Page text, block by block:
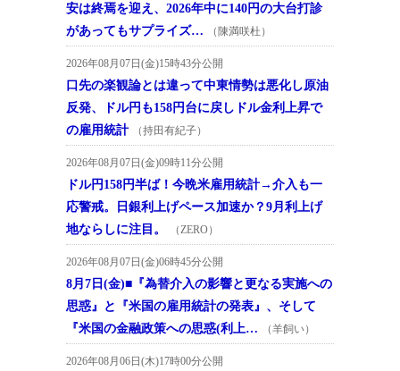
安は終焉を迎え、2026年中に140円の大台打診
があってもサプライズ…
（陳満咲杜）
2026年08月07日(金)15時43分公開
口先の楽観論とは違って中東情勢は悪化し原油
反発、ドル円も158円台に戻しドル金利上昇で
の雇用統計
（持田有紀子）
2026年08月07日(金)09時11分公開
ドル円158円半ば！今晩米雇用統計→介入も一
応警戒。日銀利上げペース加速か？9月利上げ
地ならしに注目。
（ZERO）
2026年08月07日(金)06時45分公開
8月7日(金)■『為替介入の影響と更なる実施への
思惑』と『米国の雇用統計の発表』、そして
『米国の金融政策への思惑(利上…
（羊飼い）
2026年08月06日(木)17時00分公開